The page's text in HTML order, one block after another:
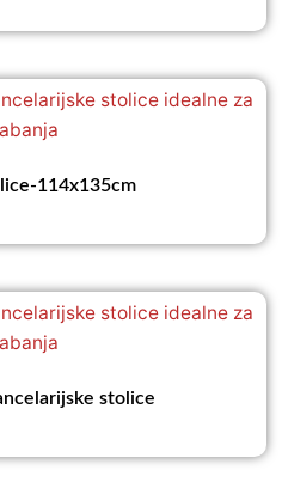
114x135cm
stolice